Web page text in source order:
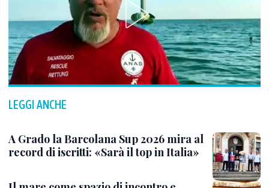
LEGGI ANCHE
A Grado la Barcolana Sup 2026 mira al
record di iscritti: «Sarà il top in Italia»